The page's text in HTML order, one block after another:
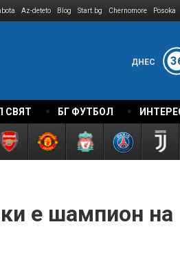
Az-deteto Blog Start.bg Chernomore Posoka
ДНЕС
СВЯТ БГ ФУТБОЛ
е шампион на